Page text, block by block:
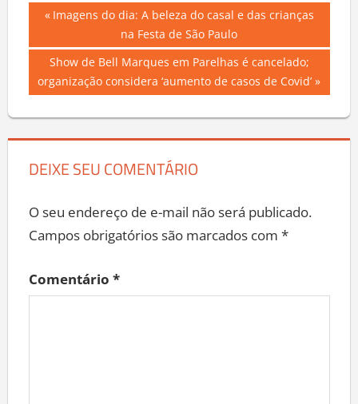
Navegação
de
Post
Previous
Imagens do dia: A beleza do casal e das crianças
na Festa de São Paulo
Next
Post:
Show de Bell Marques em Parelhas é cancelado;
organização considera ‘aumento de casos de Covid’
DEIXE SEU COMENTÁRIO
O seu endereço de e-mail não será publicado.
Campos obrigatórios são marcados com *
Comentário *